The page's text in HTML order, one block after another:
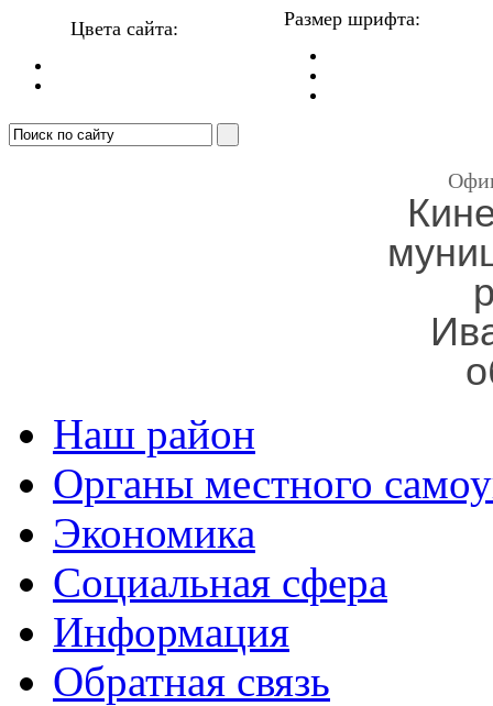
Цвета сайта: Размер шрифта:
Наш район
Органы местного
Экономика
Социальная сфера
Информация
Обратная связь